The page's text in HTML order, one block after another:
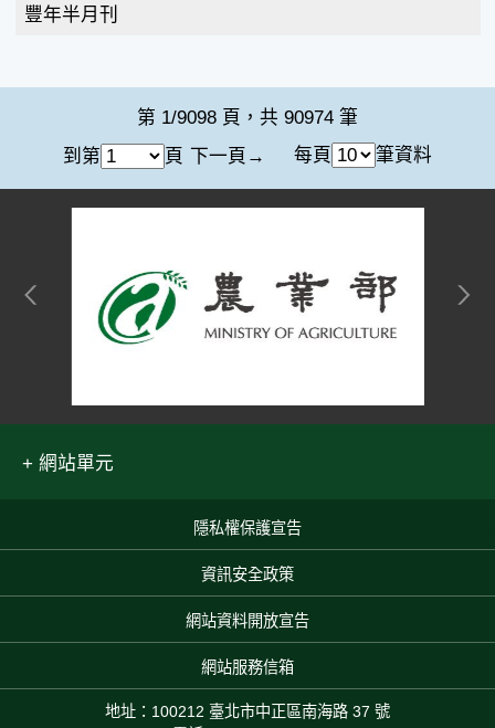
豐年半月刊
第 1/9098 頁，共 90974 筆
到第
頁 下一頁 每頁 筆資料
網站單元
隱私權保護宣告
資訊安全政策
網站資料開放宣告
網站服務信箱
地址：100212 臺北市中正區南海路 37 號